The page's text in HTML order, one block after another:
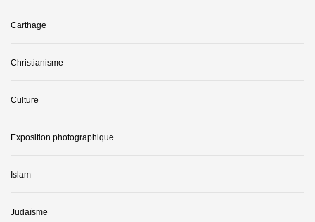
Carthage
Christianisme
Culture
Exposition photographique
Islam
Judaïsme